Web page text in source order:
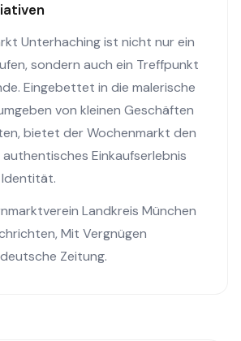
Unterhaching ist nicht nur ein
sondern auch ein Treffpunkt
Eingebettet in die malerische
von kleinen Geschäften
bietet der Wochenmarkt den
authentisches Einkaufserlebnis
Landkreis München
, Mit Vergnügen
Zeitung.